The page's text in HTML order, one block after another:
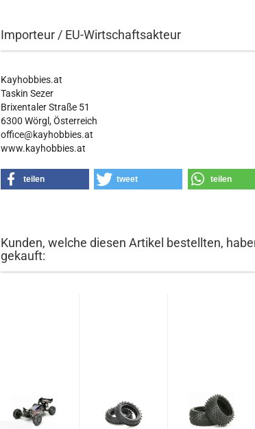
Importeur / EU-Wirtschaftsakteur
Kayhobbies.at
Taskin Sezer
Brixentaler Straße 51
6300 Wörgl, Österreich
office@kayhobbies.at
www.kayhobbies.at
teilen tweet teilen
Kunden, welche diesen Artikel bestellten,
gekauft: